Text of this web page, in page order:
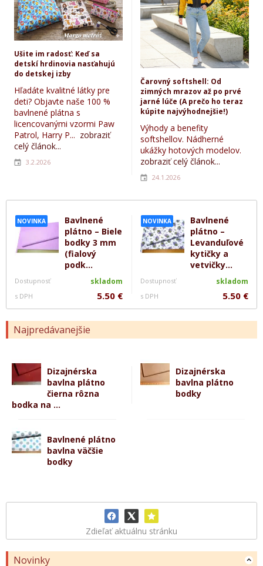
NOVINKA
Bavlnené
plátno – Biele
bodky 3 mm
(fialový
podk...
Dostupnosť skladom
s DPH 5.50 €
NOVINKA
Bavlnené
plátno –
Levanduľové
kytičky a
vetvičky...
Dostupnosť skladom
s DPH 5.50 €
Najpredávanejšie
Dizajnérska
bavlna plátno
čierna rôzna
bodka na ...
Dizajnérska
bavlna plátno
bodky
Bavlnené plátno
bavlna väčšie
bodky
Zdieľať aktuálnu stránku
Novinky
Ušite im radosť: Keď sa
detskí hrdinovia nasťahujú
do detskej izby
Hľadáte kvalitné látky pre
deti? Objavte naše 100 %
bavlnené plátna s
licencovanými vzormi Paw
Patrol, Harry P... zobraziť
celý článok...
3.2.2026
Čarovný softshell: Od
zimných mrazov až po prvé
jarné lúče (A prečo ho teraz
kúpite najvýhodnejšie!)
Výhody a benefity
softshellov. Nádherné
ukážky hotových modelov.
zobraziť celý článok...
24.1.2026